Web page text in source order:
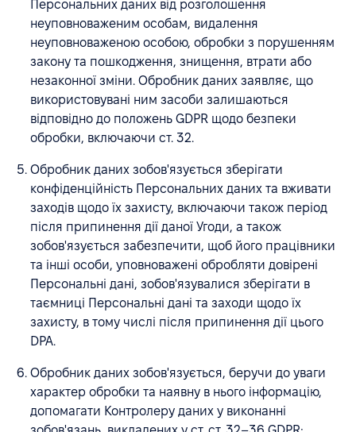
Персональних даних від розголошення
неуповноваженим особам, видалення
неуповноваженою особою, обробки з порушенням
закону та пошкодження, знищення, втрати або
незаконної зміни. Обробник даних заявляє, що
використовувані ним засоби залишаються
відповідно до положень GDPR щодо безпеки
обробки, включаючи ст. 32.
Обробник даних зобов'язується зберігати
конфіденційність Персональних даних та вживати
заходів щодо їх захисту, включаючи також період
після припинення дії даної Угоди, а також
зобов'язується забезпечити, щоб його працівники
та інші особи, уповноважені обробляти довірені
Персональні дані, зобов'язувалися зберігати в
таємниці Персональні дані та заходи щодо їх
захисту, в тому числі після припинення дії цього
DPA.
Обробник даних зобов'язується, беручи до уваги
характер обробки та наявну в нього інформацію,
допомагати Контролеру даних у виконанні